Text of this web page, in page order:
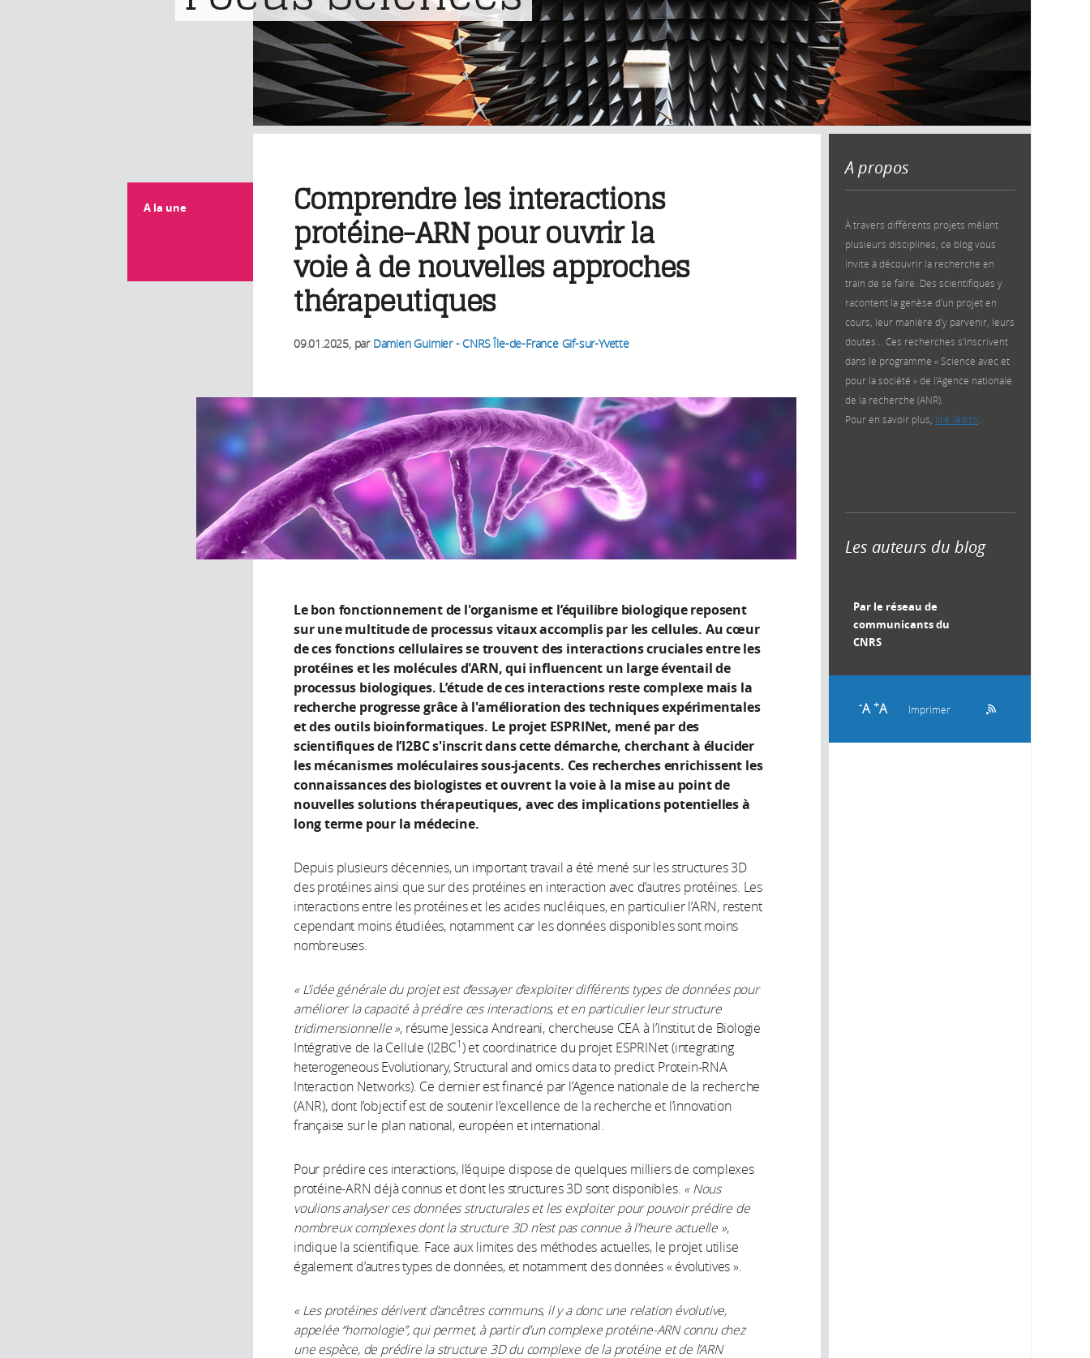
A propos
À travers différents projets mêlant
plusieurs disciplines, ce blog vous
invite à découvrir la recherche en
train de se faire. Des scientifiques y
racontent la genèse d’un projet en
cours, leur manière d’y parvenir, leurs
doutes… Ces recherches s'inscrivent
dans le programme « Science avec et
pour la société » de l’Agence nationale
de la recherche (ANR).
Pour en savoir plus, lire l'édito
Les auteurs du blog
Par le réseau de
communicants du
CNRS
-A +A Imprimer
A la une
Comprendre les interactions
protéine-ARN pour ouvrir la
voie à de nouvelles approches
thérapeutiques
09.01.2025, par Damien Guimier - CNRS Île-de-France Gif-sur-Yvette
Le bon fonctionnement de l'organisme et l’équilibre biologique reposent
sur une multitude de processus vitaux accomplis par les cellules. Au cœur
de ces fonctions cellulaires se trouvent des interactions cruciales entre les
protéines et les molécules d'ARN, qui influencent un large éventail de
processus biologiques. L’étude de ces interactions reste complexe mais la
recherche progresse grâce à l'amélioration des techniques expérimentales
et des outils bioinformatiques. Le projet ESPRINet, mené par des
scientifiques de l’I2BC s'inscrit dans cette démarche, cherchant à élucider
les mécanismes moléculaires sous-jacents. Ces recherches enrichissent les
connaissances des biologistes et ouvrent la voie à la mise au point de
nouvelles solutions thérapeutiques, avec des implications potentielles à
long terme pour la médecine.
Depuis plusieurs décennies, un important travail a été mené sur les structures 3D
des protéines ainsi que sur des protéines en interaction avec d’autres protéines. Les
interactions entre les protéines et les acides nucléiques, en particulier l’ARN, restent
cependant moins étudiées, notamment car les données disponibles sont moins
nombreuses.
« L’idée générale du projet est d’essayer d’exploiter différents types de données pour
améliorer la capacité à prédire ces interactions, et en particulier leur structure
tridimensionnelle », résume Jessica Andreani, chercheuse CEA à l’Institut de Biologie
Intégrative de la Cellule (I2BC1 ) et coordinatrice du projet ESPRINet (integrating
heterogeneous Evolutionary, Structural and omics data to predict Protein-RNA
Interaction Networks). Ce dernier est financé par l’Agence nationale de la recherche
(ANR), dont l’objectif est de soutenir l’excellence de la recherche et l’innovation
française sur le plan national, européen et international.
Pour prédire ces interactions, l’équipe dispose de quelques milliers de complexes
protéine-ARN déjà connus et dont les structures 3D sont disponibles. « Nous
voulions analyser ces données structurales et les exploiter pour pouvoir prédire de
nombreux complexes dont la structure 3D n’est pas connue à l’heure actuelle »,
indique la scientifique. Face aux limites des méthodes actuelles, le projet utilise
également d’autres types de données, et notamment des données « évolutives ».
« Les protéines dérivent d’ancêtres communs, il y a donc une relation évolutive,
appelée ‘‘homologie’’, qui permet, à partir d’un complexe protéine-ARN connu chez
une espèce, de prédire la structure 3D du complexe de la protéine et de l’ARN